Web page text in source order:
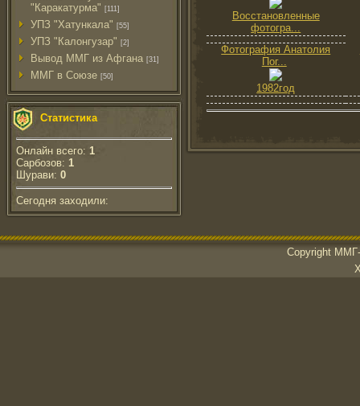
"Каракатурма" [111]
УПЗ "Хатункала" [55]
УПЗ "Калонгузар" [2]
Вывод ММГ из Афгана [31]
ММГ в Союзе [50]
Статистика
Онлайн всего: 1
Сарбозов: 1
Шурави: 0
Сегодня заходили:
Восстановленные
фотогра...
Фотография Анатолия
Пог...
1982год
Copyright